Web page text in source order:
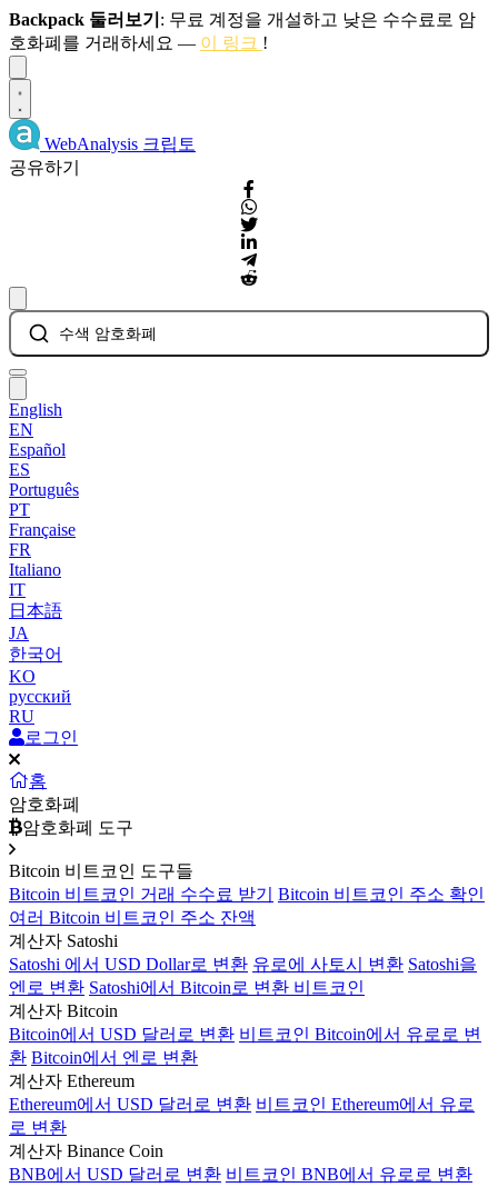
Backpack 둘러보기 : 무료 계정을 개설하고 낮은 수수료로 암
호화폐를 거래하세요 — 이 링크 !
WebAnalysis 크립토
공유하기
수색 암호화폐
English
EN
Español
ES
Português
PT
Française
FR
Italiano
IT
日本語
JA
한국어
KO
русский
RU
로그인
홈
암호화폐
암호화폐 도구
Bitcoin 비트코인 도구들
Bitcoin 비트코인 거래 수수료 받기
Bitcoin 비트코인 주소 확인
여러 Bitcoin 비트코인 주소 잔액
계산자 Satoshi
Satoshi 에서 USD Dollar로 변환 유로에 사토시 변환 Satoshi을
엔로 변환 Satoshi에서 Bitcoin로 변환 비트코인
계산자 Bitcoin
Bitcoin에서 USD 달러로 변환 비트코인 Bitcoin에서 유로로 변
환 Bitcoin에서 엔로 변환
계산자 Ethereum
Ethereum에서 USD 달러로 변환 비트코인 Ethereum에서 유로
로 변환
계산자 Binance Coin
BNB에서 USD 달러로 변환 비트코인 BNB에서 유로로 변환